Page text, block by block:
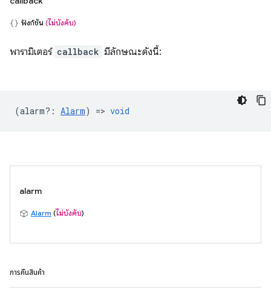
ฟังก์ชัน (ไม่บังคับ)
พารามิเตอร์ callback มีลักษณะดังนี้:
(alarm? : Alarm) => void
alarm
Alarm (ไม่บังคับ)
การคืนสินค้า